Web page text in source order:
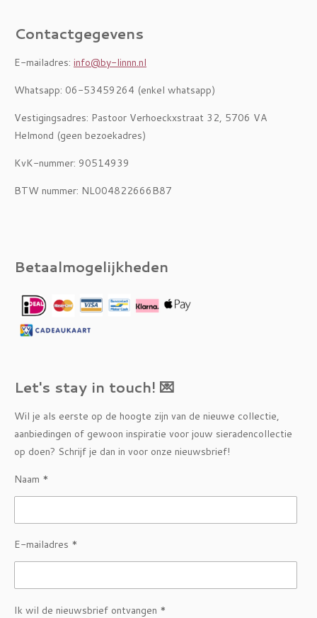
Contactgegevens
E-mailadres: info@by-linnn.nl
Whatsapp: 06-53459264 (enkel whatsapp)
Vestigingsadres: Pastoor Verhoeckxstraat 32, 5706 VA
Helmond (geen bezoekadres)
KvK-nummer: 90514939
BTW nummer: NL004822666B87
Betaalmogelijkheden
Let's stay in touch! 💌
Wil je als eerste op de hoogte zijn van de nieuwe collectie,
aanbiedingen of gewoon inspiratie voor jouw sieradencollectie
op doen? Schrijf je dan in voor onze nieuwsbrief!
Naam *
E-mailadres *
Ik wil de nieuwsbrief ontvangen *